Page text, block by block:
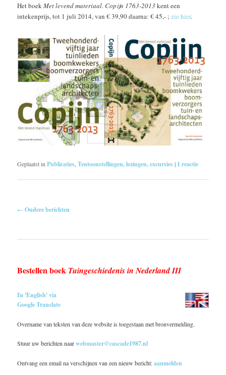
Het boekMet levend materiaal. Copijn 1763-2013 kent een
intekenprijs, tot 1 juli 2014, van € 39,90 daarna: € 45,- ;zie hier.
Geplaatst in Publicaties ,Tentoonstellingen, lezingen, excursies| 1 reactie
← Oudere berichten
Bestellen boek Tuingeschiedenis in Nederland III
In 'English' via
Google Translate
Overname van teksten van deze website is toegestaan met bronvermelding.
Stuur uw berichten naarwebmaster@cascade1987.nl
Ontvang een email na verschijnen van een nieuw bericht:aanmelden